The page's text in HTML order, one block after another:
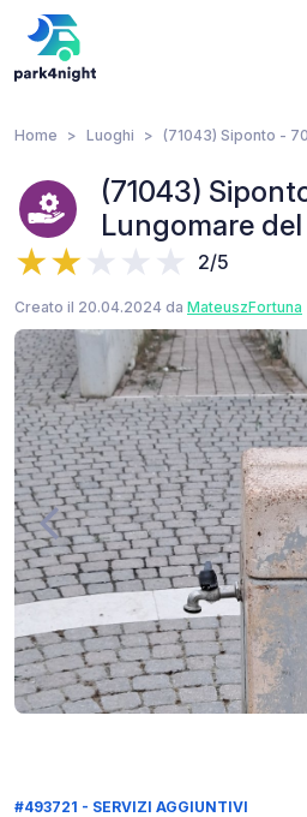
Home Luoghi (71043) Siponto -
(71043)
Lungomare
2/5
Creato il 20.04.2024 da MateuszFortuna
#493721 - SERVIZI AGGIUNTIVI